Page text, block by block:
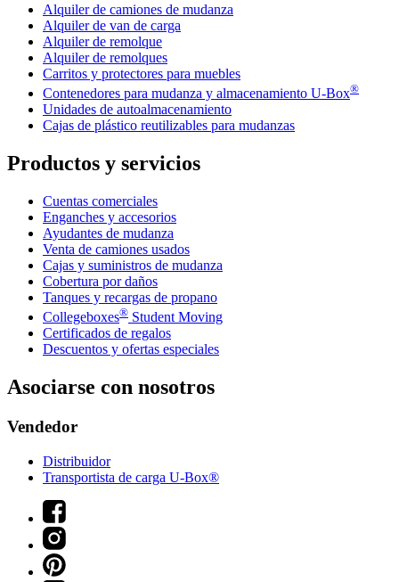
Alquiler de camiones de mudanza
Alquiler de van de carga
Alquiler de remolque
Alquiler de remolques
Carritos y protectores para muebles
Contenedores para mudanza y almacenamiento U-Box®
Unidades de autoalmacenamiento
Cajas de plástico reutilizables para mudanzas
Productos y servicios
Cuentas comerciales
Enganches y accesorios
Ayudantes de mudanza
Venta de camiones usados
Cajas y suministros de mudanza
Cobertura por daños
Tanques y recargas de propano
Collegeboxes® Student Moving
Certificados de regalos
Descuentos y ofertas especiales
Asociarse con nosotros
Vendedor
Distribuidor
Transportista de carga U-Box®